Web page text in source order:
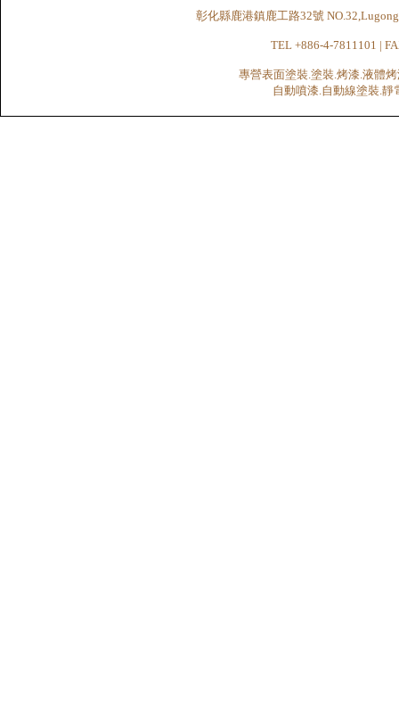
彰化縣鹿港鎮鹿工路32號
TEL +886-4-7811101 |
專營表面塗裝.塗裝.烤漆.液體
自動噴漆.自動線塗裝.